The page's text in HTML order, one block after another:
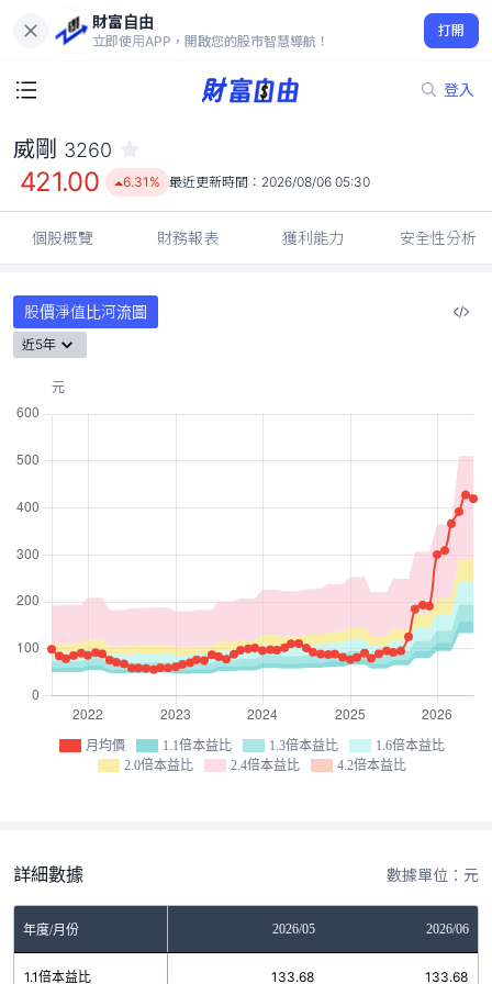
財富自由
立即使用APP，開啟您的股市智慧導航！
打開
登入
421.00
6.31%
威剛 3260
421.00 6.31% 最近更新時間： 2026/08/06 05:30
個股概覽 財務報表 獲利能力 安全性分析
股價淨值比河流圖
近5年
月均價 1.1倍本益比 1.3倍本益比
1.6倍本益比
2.0倍本益比
2.4倍本益比 4.2倍本益比
詳細數據 數據單位：元
年度/月份 2026/05 2026/06
1.1倍本益比 133.68 133.68